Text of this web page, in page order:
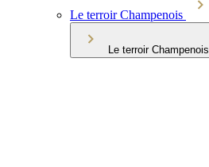
Le terroir Champenois
Le terroir Champenois